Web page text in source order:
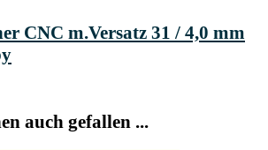
€
CNC m.Versatz 31 / 4,0 mm
€.
auch gefallen ...